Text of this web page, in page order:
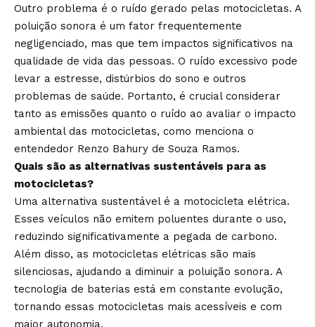
Outro problema é o ruído gerado pelas motocicletas. A
poluição sonora é um fator frequentemente
negligenciado, mas que tem impactos significativos na
qualidade de vida das pessoas. O ruído excessivo pode
levar a estresse, distúrbios do sono e outros
problemas de saúde. Portanto, é crucial considerar
tanto as emissões quanto o ruído ao avaliar o impacto
ambiental das motocicletas, como menciona o
entendedor Renzo Bahury de Souza Ramos.
Quais são as alternativas sustentáveis para as
motocicletas?
Uma alternativa sustentável é a motocicleta elétrica.
Esses veículos não emitem poluentes durante o uso,
reduzindo significativamente a pegada de carbono.
Além disso, as motocicletas elétricas são mais
silenciosas, ajudando a diminuir a poluição sonora. A
tecnologia de baterias está em constante evolução,
tornando essas motocicletas mais acessíveis e com
maior autonomia.